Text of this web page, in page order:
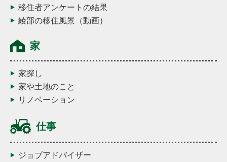
移住者アンケートの結果
綾部の移住風景（動画）
家
家探し
家や土地のこと
リノベーション
仕事
ジョブアドバイザー